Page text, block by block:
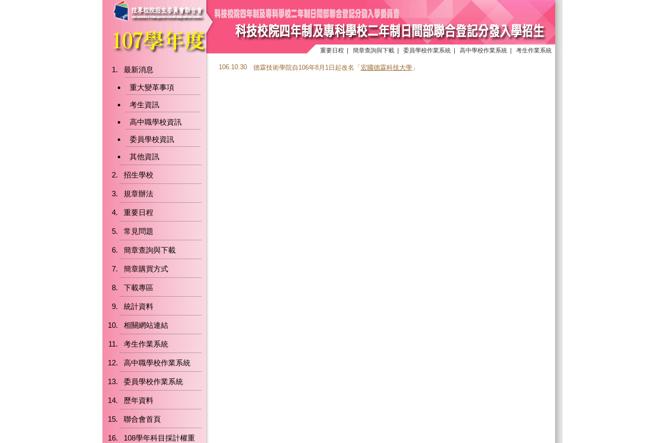
重要日程 簡章查詢與下載 委員學校作業系統 高中學校作業系統 考生作業系統
最新消息
重大變革事項
考生資訊
高中職學校資訊
委員學校資訊
其他資訊
招生學校
規章辦法
重要日程
常見問題
簡章查詢與下載
簡章購買方式
下載專區
統計資料
相關網站連結
考生作業系統
高中職學校作業系統
委員學校作業系統
歷年資料
聯合會首頁
108學年科目採計權重
106.10.30 德霖技術學院自106年8月1日起改名「 宏國德霖科技大學 」